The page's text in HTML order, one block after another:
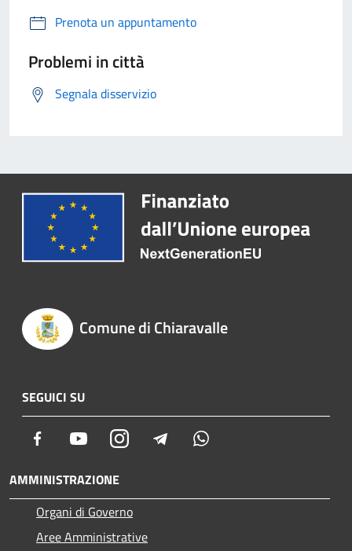
Prenota un appuntamento
Problemi in città
Segnala disservizio
Comune di Chiaravalle
SEGUICI SU
Facebook YoutubeInstagram Telegram
AMMINISTRAZIONE
Organi di Governo
Aree Amministrative